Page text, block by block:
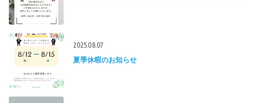
2025.08.07
夏季休暇のお知らせ